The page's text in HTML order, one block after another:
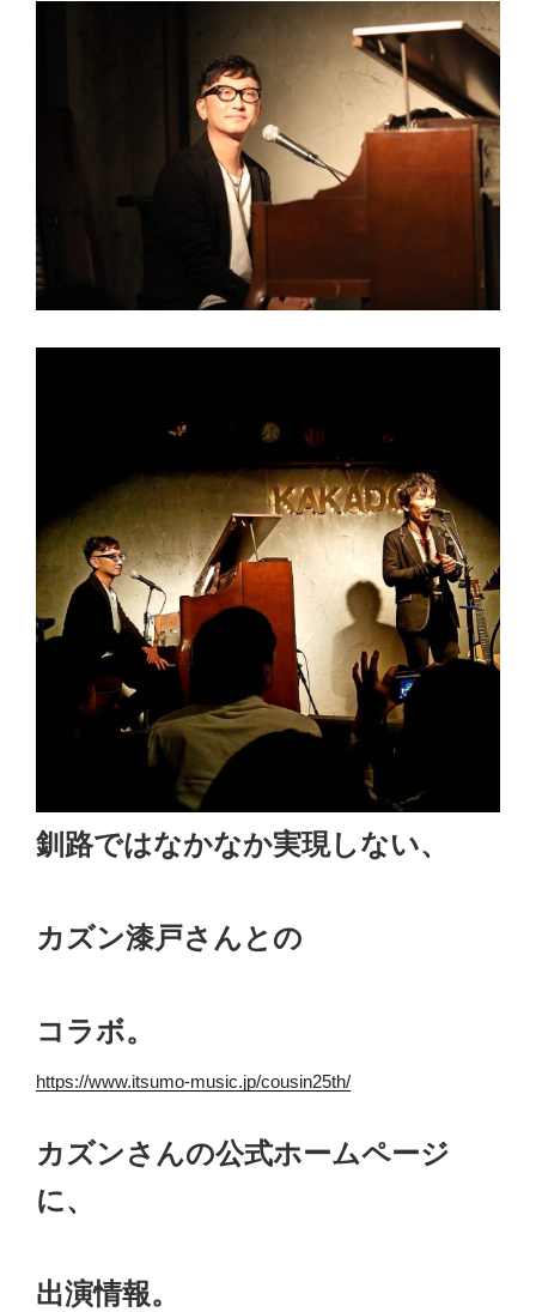
釧路ではなかなか実現しない、
カズン漆戸さんとの
コラボ。
https://www.itsumo-music.jp/cousin25th/
カズンさんの公式ホームページ
に、
出演情報。